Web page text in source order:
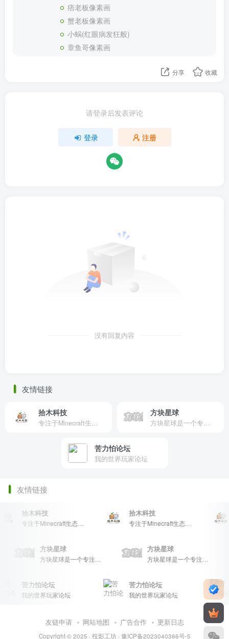
痞老板像素画
蟹老板像素画
小蜗(红眼病发狂般)
章鱼哥像素画
分享 收藏
请登录后发表评论
登录 注册
没有回复内容
友情链接
拾木科技
专注于Minecraft生态建设
方块星球
方块星球是一个专注于我的世界的中文论坛，提供丰富的资源分享、玩家交流和创意展示，包括地图、皮肤、数据包等内容，打造Minecraft玩家的专属社区乐园！
苦力怕论坛
我的世界玩家论坛
友情链接
拾木科技
专注于Minecraft生态建设
拾木科技
专注于Minecraft生态建设
方块星球 方块星球
苦力怕论坛
我的世界玩家论坛
苦力怕论坛
我的世界玩家论坛
友链申请 网站地图 广告合作 更新日志
Copyright © 2025 · 投影工坊· 豫ICP备2023040366号-5